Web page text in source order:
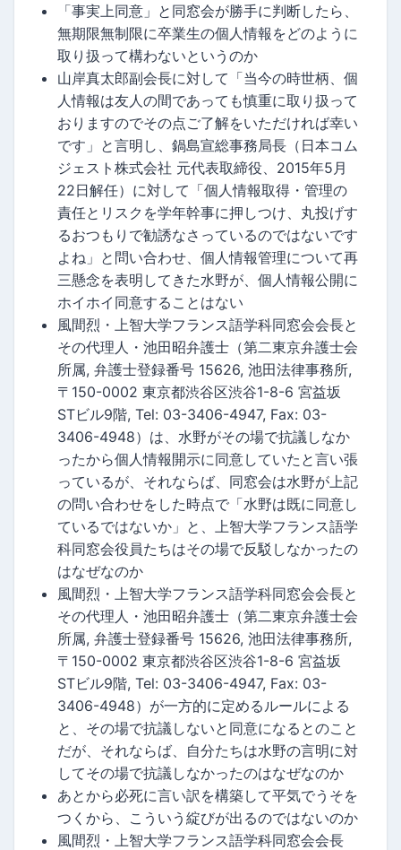
「事実上同意」と同窓会が勝手に判断したら、
無期限無制限に卒業生の個人情報をどのように
取り扱って構わないというのか
山岸真太郎副会長に対して「当今の時世柄、個
人情報は友人の間であっても慎重に取り扱って
おりますのでその点ご了解をいただければ幸い
です」と言明し、鍋島宣総事務局長（日本コム
ジェスト株式会社 元代表取締役、2015年5月
22日解任）に対して「個人情報取得・管理の
責任とリスクを学年幹事に押しつけ、丸投げす
るおつもりで勧誘なさっているのではないです
よね」と問い合わせ、個人情報管理について再
三懸念を表明してきた水野が、個人情報公開に
ホイホイ同意することはない
風間烈・上智大学フランス語学科同窓会会長と
その代理人・池田昭弁護士（第二東京弁護士会
所属, 弁護士登録番号 15626, 池田法律事務所,
〒150-0002 東京都渋谷区渋谷1-8-6 宮益坂
STビル9階, Tel: 03-3406-4947, Fax: 03-
3406-4948）は、水野がその場で抗議しなか
ったから個人情報開示に同意していたと言い張
っているが、それならば、同窓会は水野が上記
の問い合わせをした時点で「水野は既に同意し
ているではないか」と、上智大学フランス語学
科同窓会役員たちはその場で反駁しなかったの
はなぜなのか
風間烈・上智大学フランス語学科同窓会会長と
その代理人・池田昭弁護士（第二東京弁護士会
所属, 弁護士登録番号 15626, 池田法律事務所,
〒150-0002 東京都渋谷区渋谷1-8-6 宮益坂
STビル9階, Tel: 03-3406-4947, Fax: 03-
3406-4948）が一方的に定めるルールによる
と、その場で抗議しないと同意になるとのこと
だが、それならば、自分たちは水野の言明に対
してその場で抗議しなかったのはなぜなのか
あとから必死に言い訳を構築して平気でうそを
つくから、こういう綻びが出るのではないのか
風間烈・上智大学フランス語学科同窓会会長